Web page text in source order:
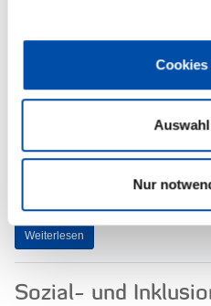
Cookies
Nur
Das Impfen im
weiter
Auch nach dem offiziellen Ende
41. KW und der 42. KW wieder
Möglichkeit, sich ohne Termin
Weiterlesen
Sozial- und